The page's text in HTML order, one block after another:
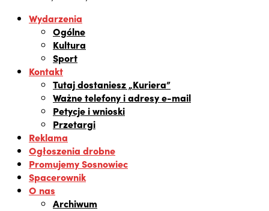
Wydarzenia
Ogólne
Kultura
Sport
Kontakt
Tutaj dostaniesz „Kuriera”
Ważne telefony i adresy e-mail
Petycje i wnioski
Przetargi
Reklama
Ogłoszenia drobne
Promujemy Sosnowiec
Spacerownik
O nas
Archiwum